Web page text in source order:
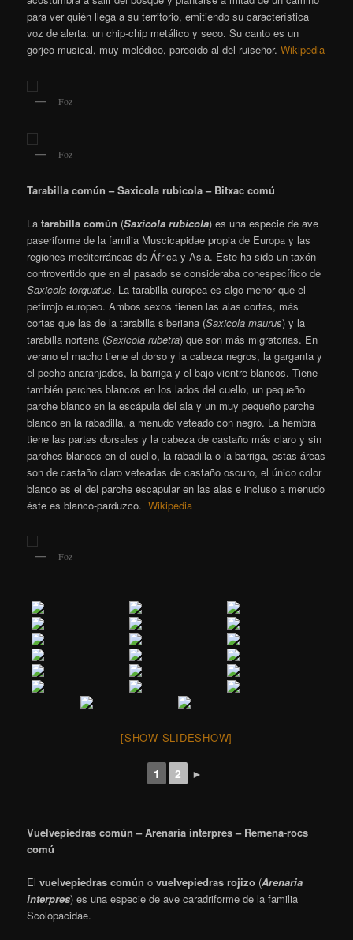
para ver quién llega a su territorio, emitiendo su característica
voz de alerta: un chip-chip metálico y seco. Su canto es un
gorjeo musical, muy melódico, parecido al del ruiseñor.Wikipedia
Foz
Foz
Tarabilla común – Saxicola rubicola – Bitxac comú
Latarabilla común (Saxicola rubicola) es una especie de ave
paseriforme de la familia Muscicapidae propia de Europa y las
regiones mediterráneas de África y Asia. ​ Este ha sido un taxón
controvertido que en el pasado se consideraba conespecífico de
Saxicola torquatus. La tarabilla europea es algo menor que el
petirrojo europeo. Ambos sexos tienen las alas cortas, más
cortas que las de la tarabilla siberiana (Saxicola maurus) y la
tarabilla norteña (Saxicola rubetra) que son más migratorias. En
verano el macho tiene el dorso y la cabeza negros, la garganta y
el pecho anaranjados, la barriga y el bajo vientre blancos. Tiene
también parches blancos en los lados del cuello, un pequeño
parche blanco en la escápula del ala y un muy pequeño parche
blanco en la rabadilla, a menudo veteado con negro. La hembra
tiene las partes dorsales y la cabeza de castaño más claro y sin
parches blancos en el cuello, la rabadilla o la barriga, estas áreas
son de castaño claro veteadas de castaño oscuro, el único color
blanco es el del parche escapular en las alas e incluso a menudo
éste es blanco-parduzco.Wikipedia
Foz
[SHOW SLIDESHOW]
1 2 ►
Vuelvepiedras común – Arenaria interpres – Remena-rocs
comú
Elvuelvepiedras común ovuelvepiedras rojizo ​ (Arenaria
interpres) es una especie de ave caradriforme de la familia
Scolopacidae.